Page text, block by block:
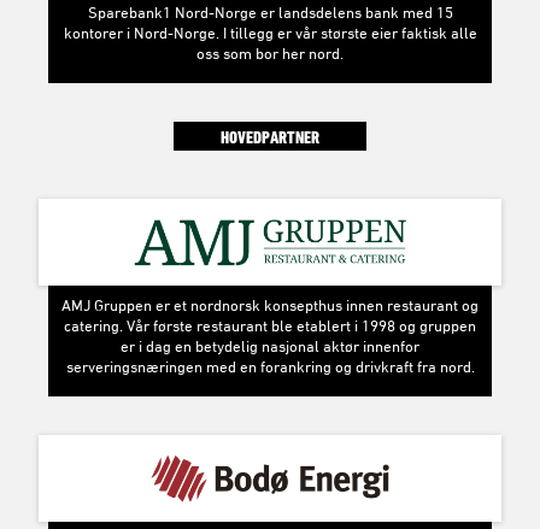
Sparebank1 Nord-Norge er landsdelens bank med 15
kontorer i Nord-Norge. I tillegg er vår største eier faktisk alle
oss som bor her nord.
HOVEDPARTNER
AMJ Gruppen er et nordnorsk konsepthus innen restaurant og
catering. Vår første restaurant ble etablert i 1998 og gruppen
er i dag en betydelig nasjonal aktør innenfor
serveringsnæringen med en forankring og drivkraft fra nord.